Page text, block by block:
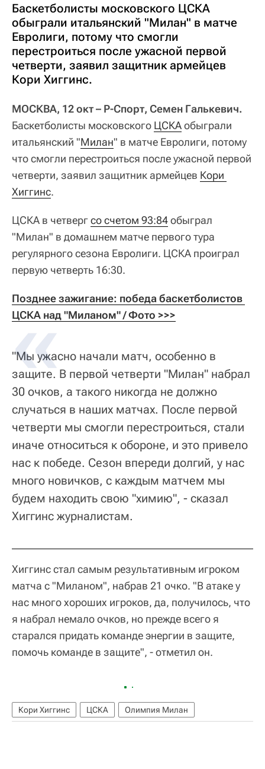
Баскетболисты московского ЦСКА
обыграли итальянский "Милан" в матче
Евролиги, потому что смогли
перестроиться после ужасной первой
четверти, заявил защитник армейцев
Кори Хиггинс.
МОСКВА, 12 окт – Р-Спорт, Семен Галькевич.
Баскетболисты московского ЦСКАобыграли
итальянский "Милан" в матче Евролиги, потому
что смогли перестроиться после ужасной первой
четверти, заявил защитник армейцев Кори
Хиггинс.
ЦСКА в четвергсо счетом 93:84обыграл
"Милан" в домашнем матче первого тура
регулярного сезона Евролиги. ЦСКА проиграл
первую четверть 16:30.
Позднее зажигание: победа баскетболистов
ЦСКА над "Миланом" / Фото >>>
"Мы ужасно начали матч, особенно в
защите. В первой четверти "Милан" набрал
30 очков, а такого никогда не должно
случаться в наших матчах. После первой
четверти мы смогли перестроиться, стали
иначе относиться к обороне, и это привело
нас к победе. Сезон впереди долгий, у нас
много новичков, с каждым матчем мы
будем находить свою "химию", - сказал
Хиггинс журналистам.
Хиггинс стал самым результативным игроком
матча с "Миланом", набрав 21 очко. "В атаке у
нас много хороших игроков, да, получилось, что
я набрал немало очков, но прежде всего я
старался придать команде энергии в защите,
помочь команде в защите", - отметил он.
Кори Хиггинс ЦСКА Олимпия Милан